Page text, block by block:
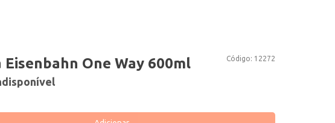
Código: 12272
Eisenbahn One Way 600ml